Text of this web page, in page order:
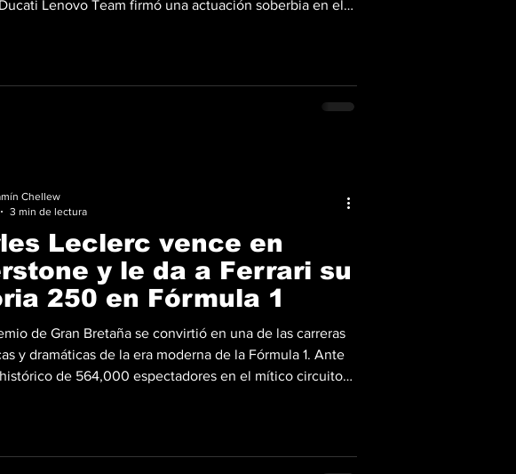
Lenovo Team firmó una actuación soberbia en el
en el trazado germano, sino que dinamita por
clasificación ge
Leclerc vence en
y le da a Ferrari su
250 en Fórmula 1
de Gran Bretaña se convirtió en una de las carreras
y dramáticas de la era moderna de la Fórmula 1. Ante
de 564,000 espectadores en el mítico circuito
Mundial de Fórmula 1 justo en el mismo circuito donde
Chellew
3 min de lectura